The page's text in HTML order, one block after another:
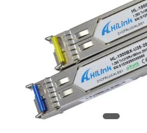
KEBIJAKAN